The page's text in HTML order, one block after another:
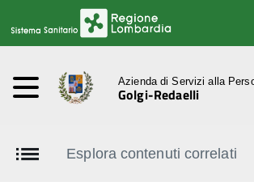
Azienda di Servizi alla
Golgi-Redaelli
Esplora contenuti correlati